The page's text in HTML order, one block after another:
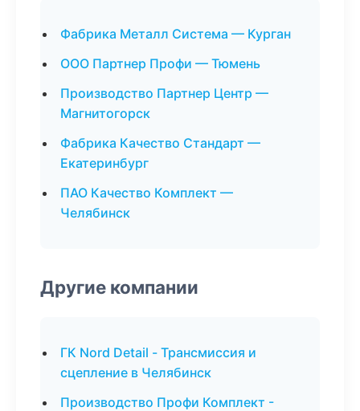
Фабрика Металл Система — Курган
ООО Партнер Профи — Тюмень
Производство Партнер Центр —
Магнитогорск
Фабрика Качество Стандарт —
Екатеринбург
ПАО Качество Комплект —
Челябинск
Другие компании
ГК Nord Detail - Трансмиссия и
сцепление в Челябинск
Производство Профи Комплект -